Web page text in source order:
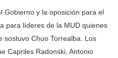
Gobierno y la oposición para el
para líderes de la MUD quienes
sostuvo Chuo Torrealba. Los
Capriles Radonski, Antonio